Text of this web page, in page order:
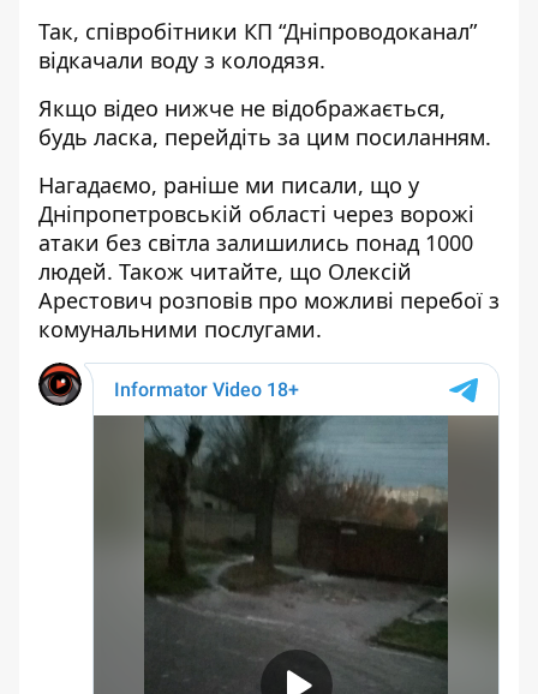
Так, співробітники КП “Дніпроводоканал”
відкачали воду з колодязя.
Якщо відео нижче не відображається,
будь ласка, перейдіть за цим посиланням.
Нагадаємо, раніше ми писали, що у
Дніпропетровській області через ворожі
атаки без світла залишились понад 1000
людей. Також читайте, що Олексій
Арестович розповів про можливі перебої з
комунальними послугами.